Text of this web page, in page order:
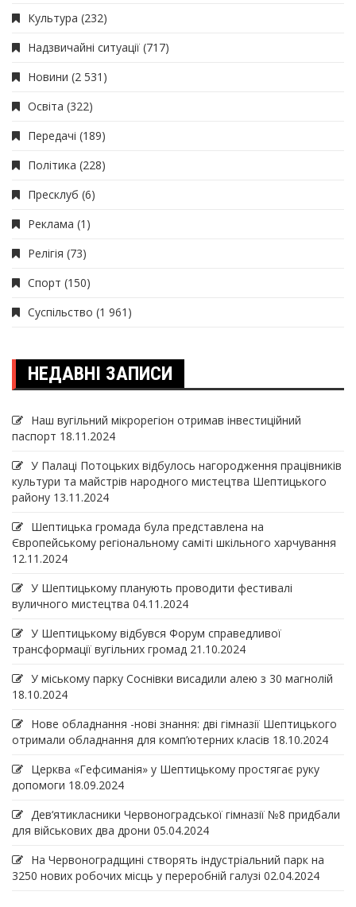
Культура (232)
Надзвичайні ситуації (717)
Новини (2 531)
Освіта (322)
Передачі (189)
Політика (228)
Пресклуб (6)
Реклама (1)
Релігія (73)
Спорт (150)
Суспільство (1 961)
НЕДАВНІ ЗАПИСИ
Наш вугільний мікрорегіон отримав інвеcтиційний
паспорт 18.11.2024
У Палаці Потоцьких відбулось нагородження працівників
культури та майстрів народного мистецтва Шептицького
району 13.11.2024
Шептицька громада була представлена на
Європейському регіональному саміті шкільного харчування
12.11.2024
У Шептицькому планують проводити фестивалі
вуличного мистецтва 04.11.2024
У Шептицькому відбувся Форум справедливої
трансформації вугільних громад 21.10.2024
У міському парку Соснівки висадили алею з 30 магнолій
18.10.2024
Нове обладнання -нові знання: дві гімназії Шептицького
отримали обладнання для комп’ютерних класів 18.10.2024
Церква «Гефсиманія» у Шептицькому простягає руку
допомоги 18.09.2024
Дев‘ятикласники Червоноградської гімназії №8 придбали
для військових два дрони 05.04.2024
На Червоноградщині створять індустріальний парк на
3250 нових робочих місць у переробній галузі 02.04.2024